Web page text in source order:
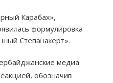
Карабах»,
формулировка
Степанакерт».
медиа
обозначив